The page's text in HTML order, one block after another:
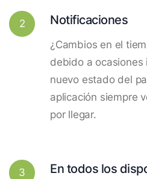
2 Notificaciones
¿Cambios en el
debido a ocasiones
nuevo estado del
aplicación siempre
por llegar.
3 En todos los